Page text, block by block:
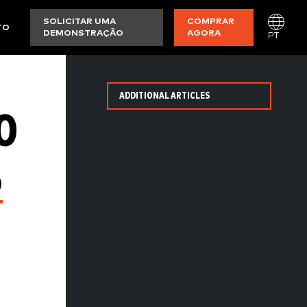
SOLICITAR UMA
DEMONSTRAÇÃO
COMPRAR
AGORA
PT
ADDITIONAL ARTICLES